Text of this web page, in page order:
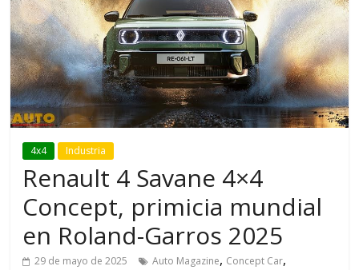
4x4 Industria
Renault 4 Savane 4×4
Concept, primicia mundial
en Roland-Garros 2025
29 de mayo de 2025 Auto Magazine, Concept Car,